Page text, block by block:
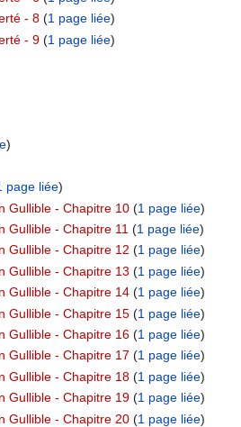
- 8‏‎ (1 page liée)
- 9‏‎ (1 page liée)
)
page liée)
Gullible - Chapitre 10‏‎ (1 page liée)
Gullible - Chapitre 11 ‏‎ (1 page liée)
Gullible - Chapitre 12 ‏‎ (1 page liée)
Gullible - Chapitre 13 ‏‎ (1 page liée)
Gullible - Chapitre 14‏‎ (1 page liée)
Gullible - Chapitre 15‏‎ (1 page liée)
Gullible - Chapitre 16‏‎ (1 page liée)
Gullible - Chapitre 17 ‏‎ (1 page liée)
Gullible - Chapitre 18‏‎ (1 page liée)
Gullible - Chapitre 19‏‎ (1 page liée)
Gullible - Chapitre 20‏‎ (1 page liée)